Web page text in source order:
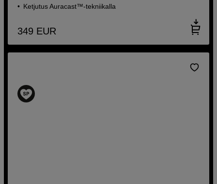
Jopa 48 tunnin akunkesto
129
Ketjutus Auracast™-tekniikalla
349 EUR